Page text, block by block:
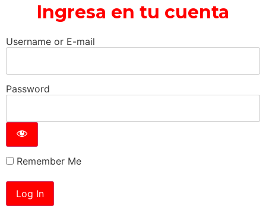
Ingresa en tu cuenta
Username or E-mail
Password
Remember Me